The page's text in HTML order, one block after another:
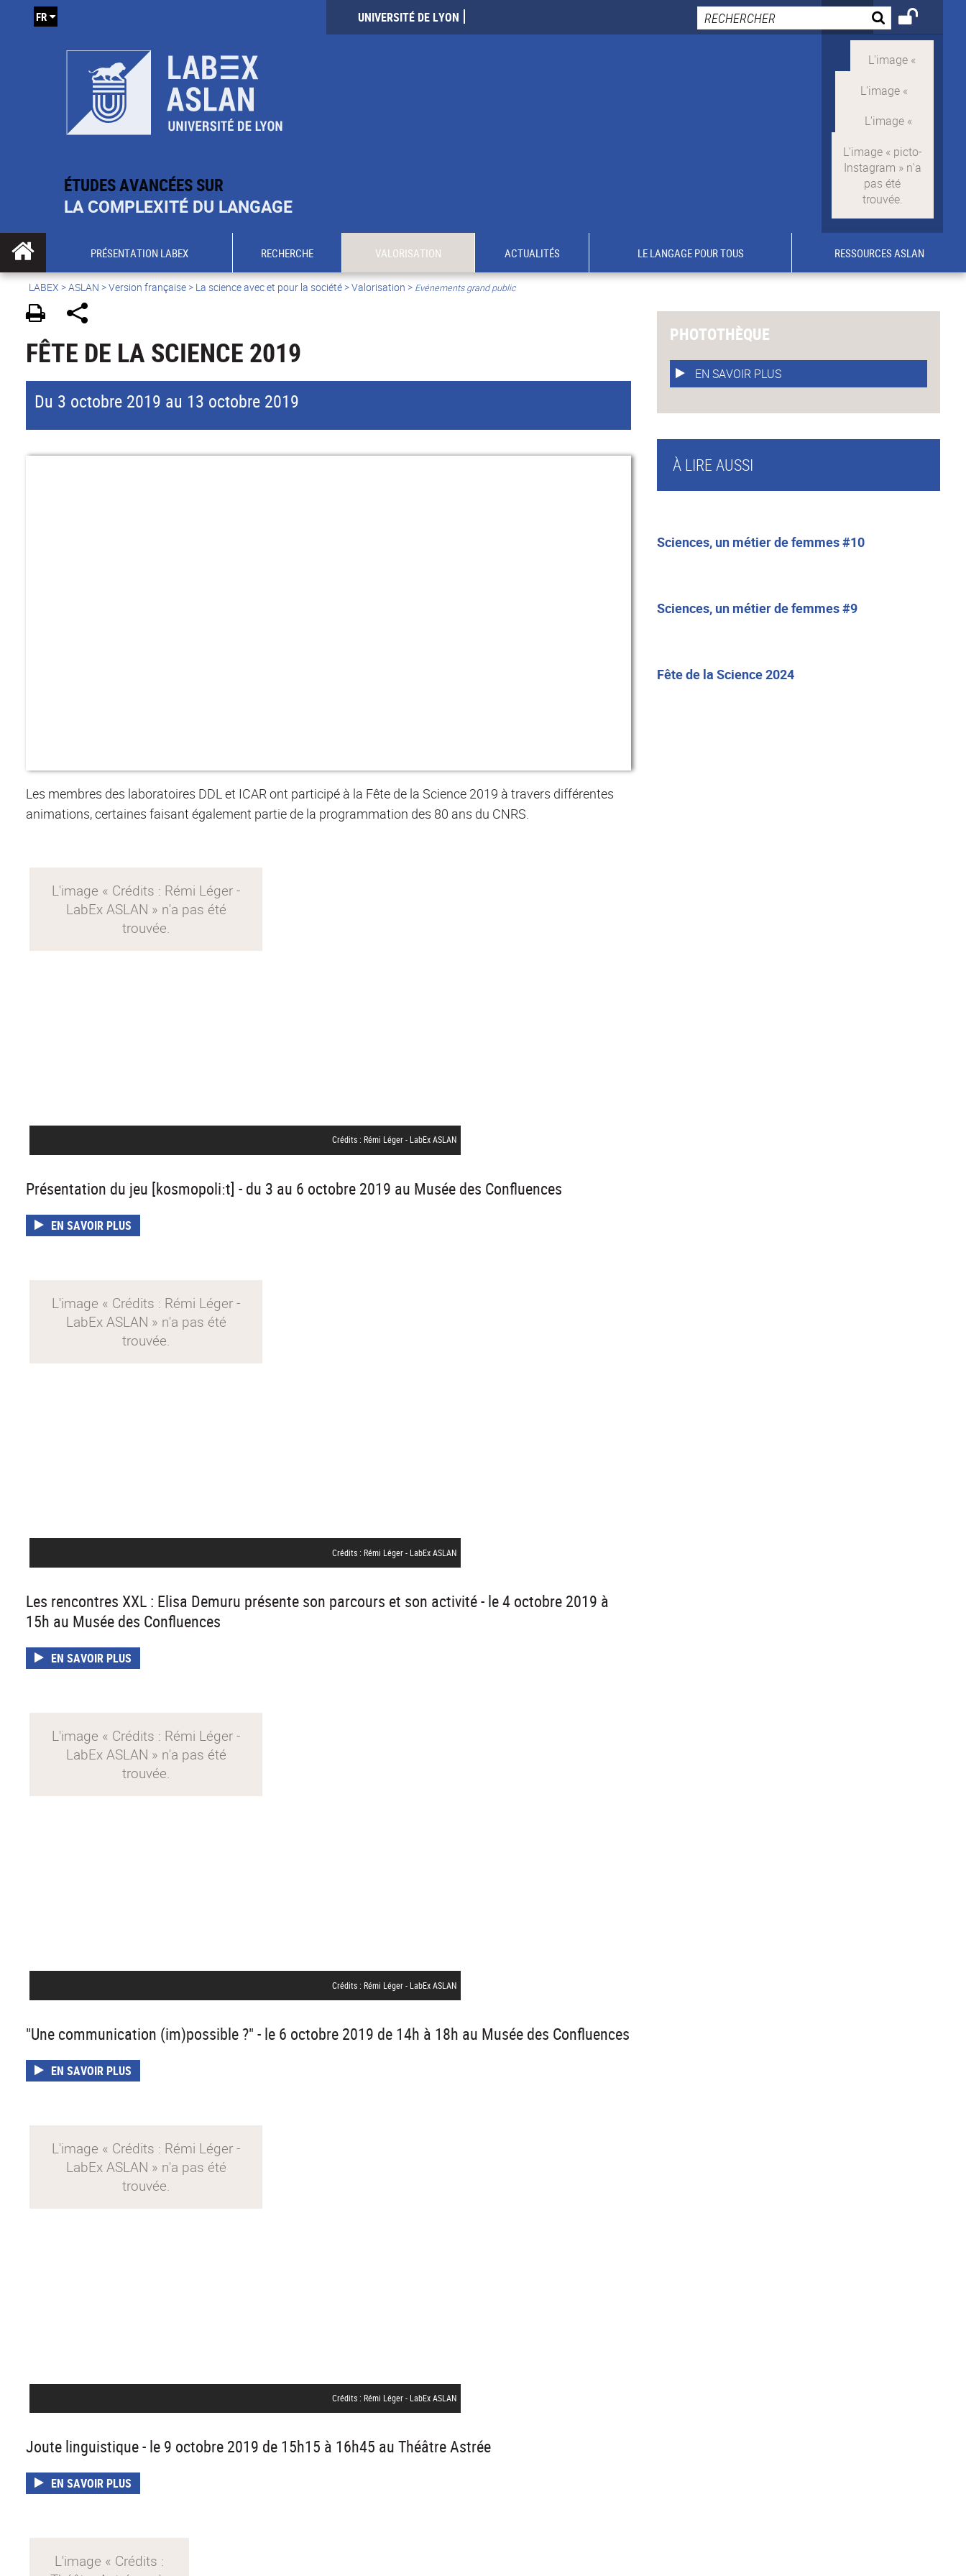
ÉTUDES AVANCÉES SUR
LA COMPLEXITÉ DU LANGAGE
UNIVERSITÉ DE LYON
FR
PRÉSENTATION LABEX RECHERCHE VALORISATION ACTUALITÉS LE LANGAGE POUR TOUS RESSOURCES ASLAN
LABEX >ASLAN >Version française> La science avec et pour la société>Valorisation > Evénements grand public
FÊTE DE LA SCIENCE 2019
Du 3 octobre 2019 au 13 octobre 2019
Les membres des laboratoires DDL et ICAR ont participé à la Fête de la Science 2019 à travers différentes
animations, certaines faisant également partie de la programmation des 80 ans du CNRS.
Crédits : Rémi Léger - LabEx ASLAN
Présentation du jeu [kosmopoliːt] - du 3 au 6 octobre 2019 au Musée des Confluences
EN SAVOIR PLUS
Crédits : Rémi Léger - LabEx ASLAN
Les rencontres XXL : Elisa Demuru présente son parcours et son activité - le 4 octobre 2019 à
15h au Musée des Confluences
EN SAVOIR PLUS
Crédits : Rémi Léger - LabEx ASLAN
"Une communication (im)possible ?" - le 6 octobre 2019 de 14h à 18h au Musée des Confluences
EN SAVOIR PLUS
Crédits : Rémi Léger - LabEx ASLAN
Joute linguistique - le 9 octobre 2019 de 15h15 à 16h45 au Théâtre Astrée
EN SAVOIR PLUS
À LIRE AUSSI
Sciences, un métier de femmes #10
Sciences, un métier de femmes #9
Fête de la Science 2024
PHOTOTHÈQUE
EN SAVOIR PLUS